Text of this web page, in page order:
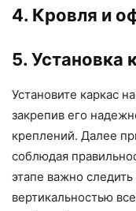
4. Кровля и
5. Установка
Установите каркас
закрепив его
креплений. Далее
соблюдая
этапе важно
вертикальностью